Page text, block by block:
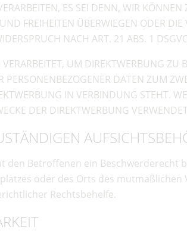
ES SEI DENN, WIR
FREIHEITEN ÜBERWIEGEN ODER
NACH ART. 21 ABS. 1
UM DIREKTWERBUNG ZU
PERSONENBEZOGENER DATEN ZUM
IN VERBINDUNG STEHT.
DER DIREKTWERBUNG
den Betroffenen ein
oder des Orts des
Rechtsbehelfe.